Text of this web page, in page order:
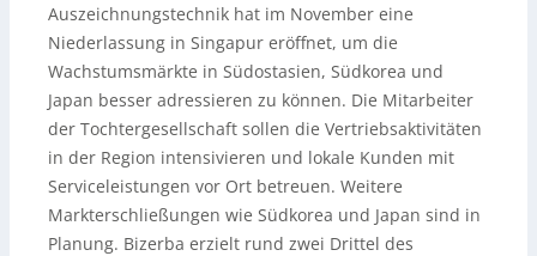
Auszeichnungstechnik hat im November eine
Niederlassung in Singapur eröffnet, um die
Wachstumsmärkte in Südostasien, Südkorea und
Japan besser adressieren zu können. Die Mitarbeiter
der Tochtergesellschaft sollen die Vertriebsaktivitäten
in der Region intensivieren und lokale Kunden mit
Serviceleistungen vor Ort betreuen. Weitere
Markterschließungen wie Südkorea und Japan sind in
Planung. Bizerba erzielt rund zwei Drittel des